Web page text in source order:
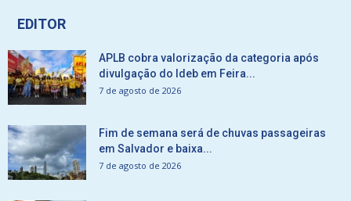
EDITOR
APLB cobra valorização da categoria após
divulgação do Ideb em Feira...
7 de agosto de 2026
Fim de semana será de chuvas passageiras
em Salvador e baixa...
7 de agosto de 2026